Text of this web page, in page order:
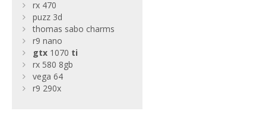
rx 470
puzz 3d
thomas sabo charms
r9 nano
gtx 1070 ti
rx 580 8gb
vega 64
r9 290x